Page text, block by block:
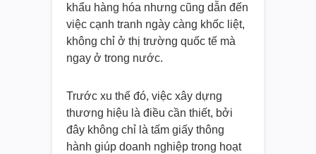
khẩu hàng hóa nhưng cũng dẫn đến
việc cạnh tranh ngày càng khốc liệt,
không chỉ ở thị trường quốc tế mà
ngay ở trong nước.
Trước xu thế đó, việc xây dựng
thương hiệu là điều cần thiết, bởi
đây không chỉ là tấm giấy thông
hành giúp doanh nghiệp trong hoạt